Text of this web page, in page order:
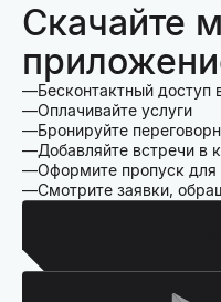
Скачайте
Бесконтактный доступ
Оплачивайте услуги
Бронируйте
Добавляйте встречи в
Оформите пропуск для
Смотрите заявки,